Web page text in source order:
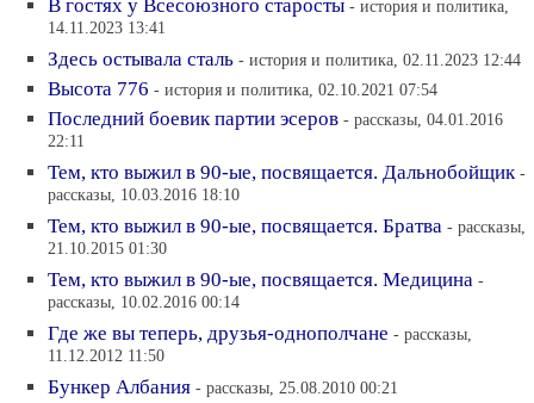
В гостях у Всесоюзного старосты - история и политика,
14.11.2023 13:41
Здесь остывала сталь - история и политика, 02.11.2023 12:44
Высота 776 - история и политика, 02.10.2021 07:54
Последний боевик партии эсеров - рассказы, 04.01.2016
22:11
Тем, кто выжил в 90-ые, посвящается. Дальнобойщик -
рассказы, 10.03.2016 18:10
Тем, кто выжил в 90-ые, посвящается. Братва - рассказы,
21.10.2015 01:30
Тем, кто выжил в 90-ые, посвящается. Медицина -
рассказы, 10.02.2016 00:14
Где же вы теперь, друзья-однополчане - рассказы,
11.12.2012 11:50
Бункер Албания - рассказы, 25.08.2010 00:21